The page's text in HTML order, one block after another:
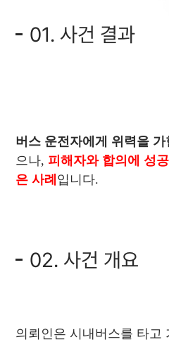
01. 사건 결과
버스 운전자에게 위력을
으나, 피해자와 합의에 성
은 사례 입니다.
02. 사건 개요
의뢰인은 시내버스를 타고